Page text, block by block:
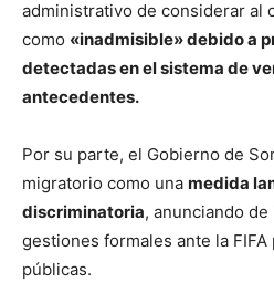
administrativo de considerar al
como «inadmisible» debido a
detectadas en el sistema de
antecedentes.
Por su parte, el Gobierno de
migratorio como una medida
discriminatoria, anunciando
gestiones formales ante la
públicas.